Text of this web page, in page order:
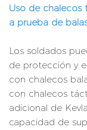
Uso de
a prueba de
Los soldados
de protección y
con chalecos
con chalecos
adicional de
capacidad de